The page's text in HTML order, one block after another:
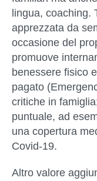
lingua, coaching.
apprezzata da
occasione del
promuove
benessere fisico
pagato
critiche in
puntuale, ad
una copertura
Covid-19.
Altro valore